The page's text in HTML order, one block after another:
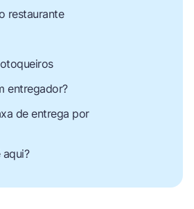
restaurante
entregador?
de entrega por